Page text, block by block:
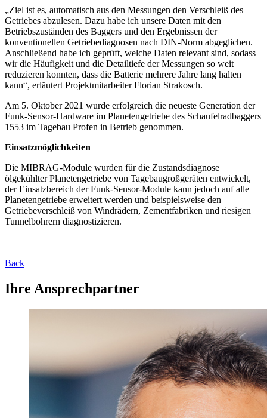
„Ziel ist es, automa­tisch aus den Messungen den Verschleiß des
Getriebes abzulesen. Dazu habe ich unsere Daten mit den
Betriebszuständen des Bag­gers und den Ergebnissen der
konventionel­len Getriebediagnosen nach DIN-Norm abgeglichen.
Anschließend habe ich geprüft, welche Daten relevant sind, sodass
wir die Häufigkeit und die Detailtiefe der Messungen so weit
reduzieren konnten, dass die Batterie mehrere Jahre lang halten
kann“, erläutert Projektmitarbeiter Florian Strakosch.
Am 5. Oktober 2021 wurde erfolgreich die neueste Generation der
Funk-Sensor-Hardware im Planetengetriebe des Schaufelradbaggers
1553 im Tagebau Profen in Betrieb genommen.
Einsatzmöglichkeiten
Die MIBRAG-Module wurden für die Zustandsdiagnose
ölgekühlter Planetengetriebe von Tagebaugroßgeräten entwickelt,
der Einsatzbereich der Funk-Sensor-Module kann jedoch auf alle
Planetengetriebe erweitert werden und beispielsweise den
Getriebeverschleiß von Windrädern, Zementfabriken und riesigen
Tunnelbohrern diagnostizieren.
Back
Ihre Ansprechpartner